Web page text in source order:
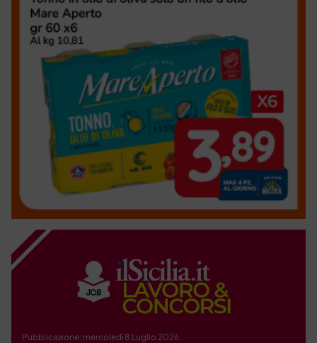
Pubblicazione: mercoledì 8 Luglio 2026